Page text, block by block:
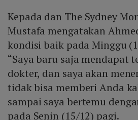
Kepada dan The Sydney
Mustafa mengatakan
kondisi baik pada Minggu
“Saya baru saja mendapat
dokter, dan saya akan
tidak bisa memberi Anda
sampai saya bertemu
pada Senin (15/12) pagi.